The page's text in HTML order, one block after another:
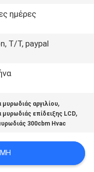
ημέρες
T/T, paypal
αργιλίου,
επίδειξης LCD,
300cbm Hvac